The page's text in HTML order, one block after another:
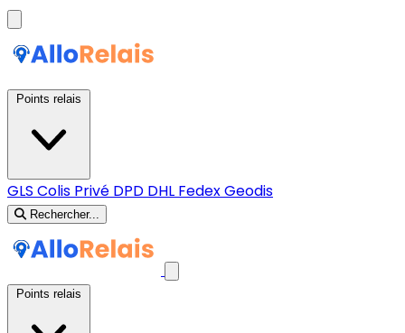
GLS Colis Privé DPD DHL FedexGeodis
Rechercher...